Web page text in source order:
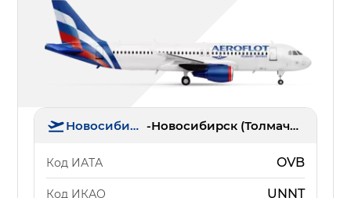
Новосибирск - Новосибирск (Толмачёво)
Код ИАТА OVB
Код ИКАО UNNT